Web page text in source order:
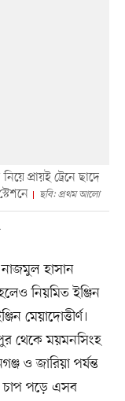
প্রায়ই ট্রেনে ছাদে
ছবি: প্রথম আলো
নাজমুল হাসান
নিয়মিত ইঞ্জিন
মেয়াদোত্তীর্ণ।
থেকে ময়মনসিংহ
ও জারিয়া পর্যন্ত
চাপ পড়ে এসব